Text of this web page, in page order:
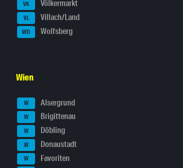
VK Völkermarkt
VL Villach/Land
WO Wolfsberg
Wien
W Alsergrund
W Brigittenau
W Döbling
W Donaustadt
W
Favoriten